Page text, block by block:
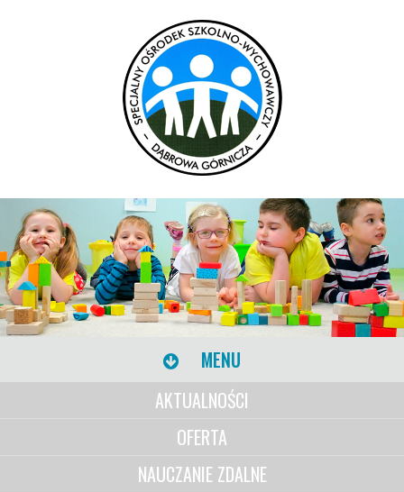
MENU
AKTUALNOŚCI
OFERTA
NAUCZANIE ZDALNE